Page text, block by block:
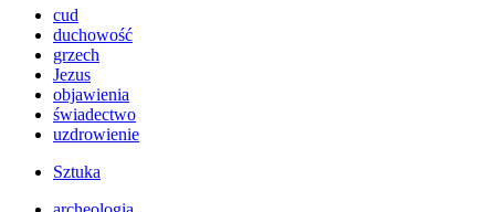
cud
duchowość
grzech
Jezus
objawienia
świadectwo
uzdrowienie
Sztuka